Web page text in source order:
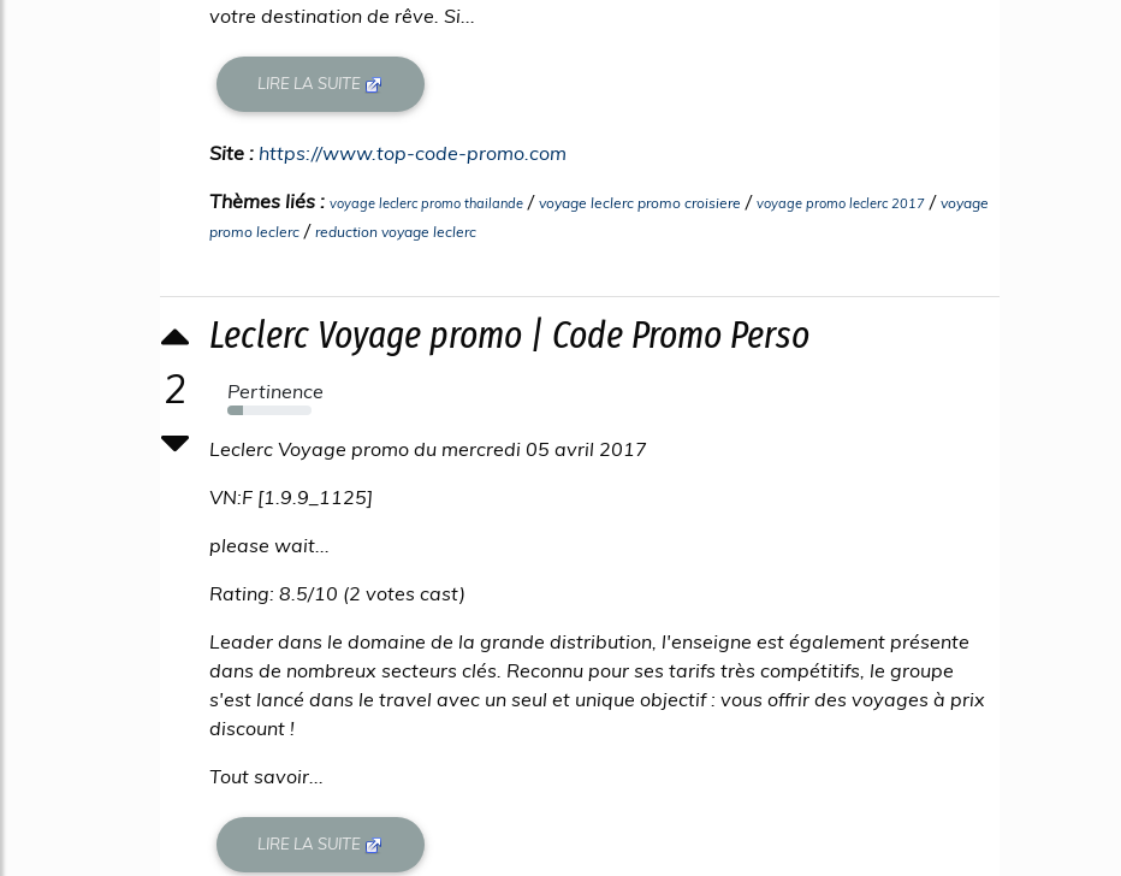
votre destination de rêve. Si...
LIRE LA SUITE
Site : https://www.top-code-promo.com
Thèmes liés : voyage leclerc promo thailande / voyage leclerc promo croisiere / voyage promo leclerc 2017 / voyage
promo leclerc / reduction voyage leclerc
2
Leclerc Voyage promo | Code Promo Perso
Pertinence
18%
Leclerc Voyage promo du mercredi 05 avril 2017
VN:F [1.9.9_1125]
please wait...
Rating: 8.5/10 (2 votes cast)
Leader dans le domaine de la grande distribution, l'enseigne est également présente
dans de nombreux secteurs clés. Reconnu pour ses tarifs très compétitifs, le groupe
s'est lancé dans le travel avec un seul et unique objectif : vous offrir des voyages à prix
discount !
Tout savoir...
LIRE LA SUITE